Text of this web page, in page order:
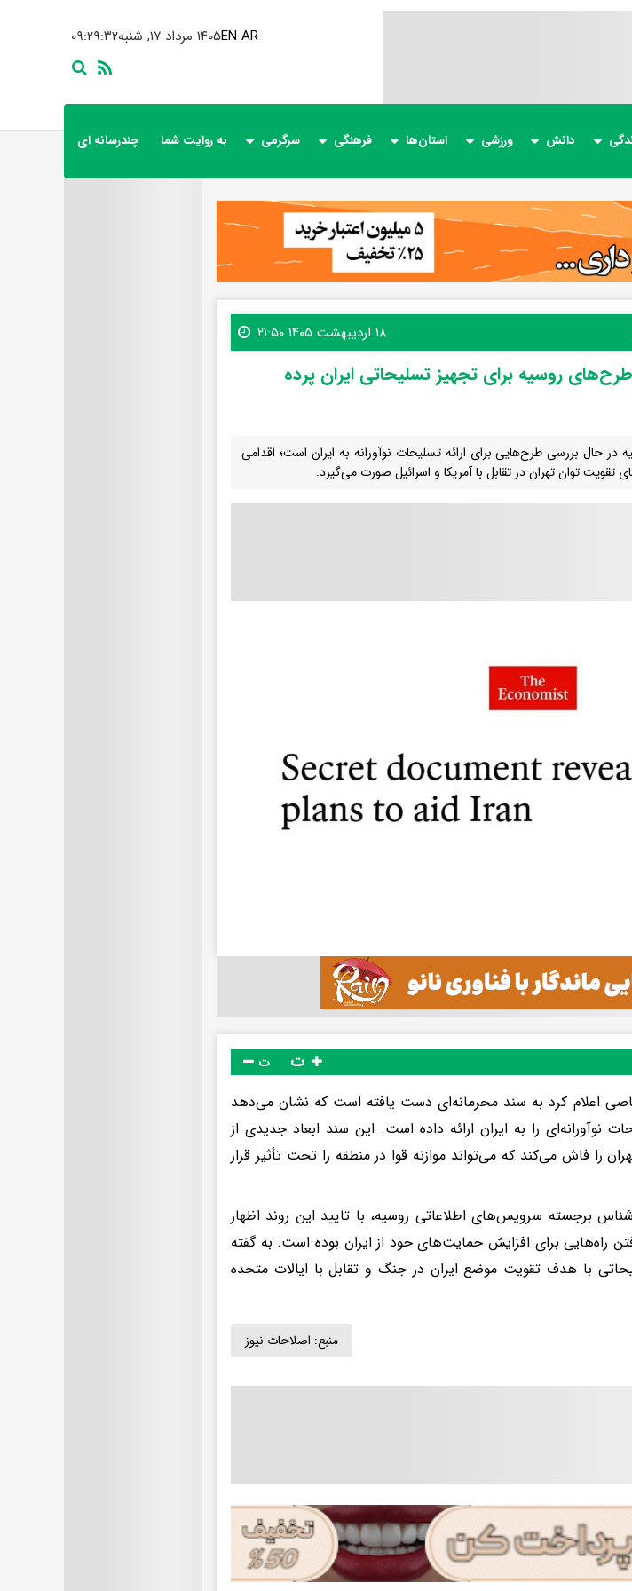
۰۹:۲۹:۳۳ ۱۴۰۵ مرداد ۱۷, شنبهEN AR
دانش ورزشی استان‌ها فرهنگی سرگرمی به روایت شما چندرسانه ای
۱۸ اردیبهشت ۱۴۰۵ ۲۱:۵۰
روسیه برای تجهیز تسلیحاتی ایران پرده
حال بررسی طرح‌هایی برای ارائه تسلیحات نوآورانه به ایران است؛ اقدامی
تقویت توان تهران در تقابل با آمریکا و اسرائیل صورت می‌گیرد.
ت
اعلام کرد به سند محرمانه‌ای دست یافته است که نشان می‌دهد
نوآورانه‌ای را به ایران ارائه داده است. این سند ابعاد جدیدی از
را فاش می‌کند که می‌تواند موازنه قوا در منطقه را تحت تأثیر قرار
برجسته سرویس‌های اطلاعاتی روسیه، با تایید این روند اظهار
راه‌هایی برای افزایش حمایت‌های خود از ایران بوده است. به گفته
با هدف تقویت موضع ایران در جنگ و تقابل با ایالات متحده
منبع: اصلاحات نیوز